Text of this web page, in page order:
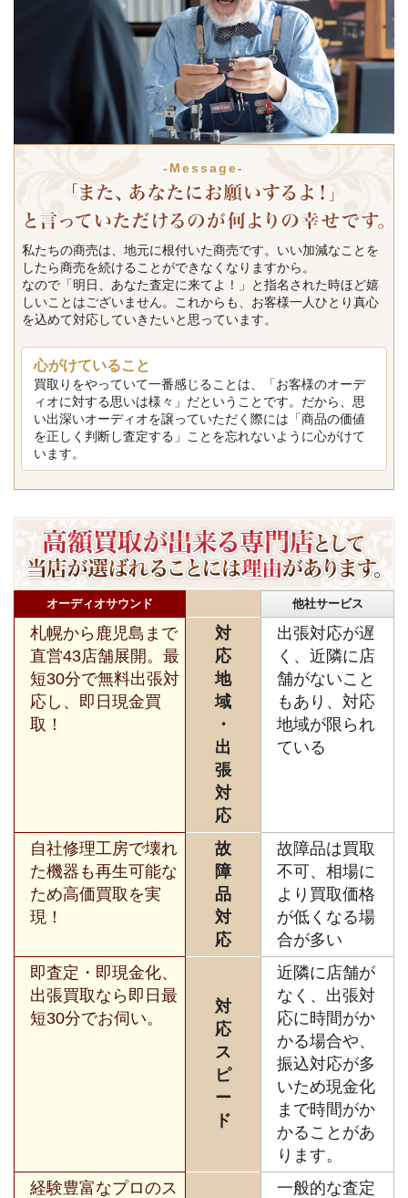
-Message-
私たちの商売は、地元に根付いた商売です。いい加減なことを
したら商売を続けることができなくなりますから。
なので「明日、あなた査定に来てよ！」と指名された時ほど嬉
しいことはございません。これからも、お客様一人ひとり真心
を込めて対応していきたいと思っています。
心がけていること
買取りをやっていて一番感じることは、「お客様のオーデ
ィオに対する思いは様々」だということです。だから、思
い出深いオーディオを譲っていただく際には「商品の価値
を正しく判断し査定する」ことを忘れないように心がけて
います。
オーディオサウンド 他社サービス
札幌から鹿児島まで
直営43店舗展開。最
短30分で無料出張対
応し、即日現金買
取！
対
応
地
域
・
出
張
対
応
出張対応が遅
く、近隣に店
舗がないこと
もあり、対応
地域が限られ
ている
自社修理工房で壊れ
た機器も再生可能な
ため高価買取を実
現！
故
障
品
対
応
故障品は買取
不可、相場に
より買取価格
が低くなる場
合が多い
即査定・即現金化、
出張買取なら即日最
短30分でお伺い。
対
応
ス
ピ
ー
ド
近隣に店舗が
なく、出張対
応に時間がか
かる場合や、
振込対応が多
いため現金化
まで時間がか
かることがあ
ります。
経験豊富なプロのス
一般的な査定